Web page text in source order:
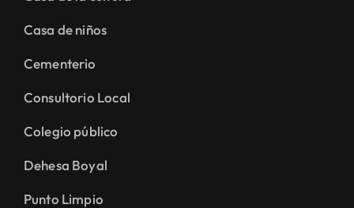
Casa de niños
Cementerio
Consultorio Local
Colegio público
Dehesa Boyal
Punto Limpio